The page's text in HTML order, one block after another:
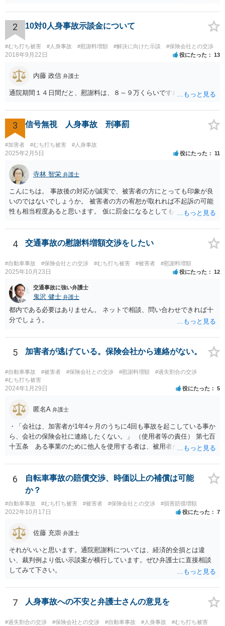
2 10対0人身事故示談金について
#むち打ち被害 #人身事故 #慰謝料増額 #解決に向けた示談 #保険会社との交渉
2018年9月22日 役にたった 13
内藤 政信 弁護士
通院期間１４日間だと、慰謝料は、８～９万くらいですね。
3 信号無視 人身事故 刑事罰
#加害者 #むち打ち被害 #人身事故
2025年2月5日 役にたった 11
寺林 智栄 弁護士
こんにちは。 事故後の対応が誠実で、被害者の方にとっても印象が良
いのではないでしょうか。 被害者の方の宥恕が取れれば不起訴の可能
性も相当程度あると思います。 仮に罰金になるとしても今回は略式の
ょう。 参考になれば幸いです。
4 交通事故の慰謝料増額交渉をしたい
#自動車事故 #保険会社との交渉 #むち打ち被害 #被害者 #慰謝料増額
2025年10月23日 役にたった 12
交通事故に強い弁護士
鬼沢 健士 弁護士
都内である必要はありません。 ネットで相談、問い合わせできれば十
分でしょう。
5 加害者が逃げている。保険会社から連絡がない。
#自動車事故 #被害者 #保険会社との交渉 #慰謝料増額
#過失割合の交渉
#むち打ち被害
2024年1月29日 役にたった 5
匿名A 弁護士
・「会社は、加害者が1年4ヶ月のうちに4回も事故を起こしている事か
ら、会社の保険会社に連絡したくない。」 （使用者等の責任） 第七百
十五条 ある事業のために他人を使用する者は、被用者がその事業の
用者が被用者の選任及びその事業の監督について相当の注意をしたと
き、又は相当の注意をしても損害が生ずべきであったときは、この限
りでない。 会社側の言い分に付き合わず、会社側への請求をお考えな
さったほうがよろしいかもしれません。加害ドライバーの任意保険が
本件に使えるか、使おうとするかが定かではありませんので。「1年4
ヶ月のうちに4回も事故」の事実は、会社から加害ドライバーへの責任
転嫁のような発言ですが、上記ただし書との関連で言えば、会社側が
「相当の注意」をしていなかった証左でしょう。 今後の対応ですが、
事故証明書を速やかに取得すべきです。 病院で治療を受ける際、第三
者行為による傷病届を出す必要があります。 最終的にどこまで認めら
れるかという問題はありますが、事故後に事故に関連した支出に関し
6
自転車事故の賠償交渉、時価以上の補償は可能
か？
#自動車事故 #むち打ち被害 #被害者 #保険会社との交渉 #損害賠償増額
2022年10月17日 役にたった 7
佐藤 充崇 弁護士
それがいいと思います。通院慰謝料については、経済的全損とは違
い、裁判例より低い示談案が横行しています。ぜひ弁護士に直接相談
してみて下さい。
7 人身事故への不安と弁護士さんの意見を
#過失割合の交渉 #保険会社との交渉 #自動車事故 #人身事故 #むち打ち被害